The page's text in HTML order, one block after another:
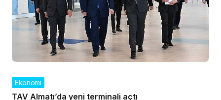
Ekonomi
TAV Almatı’da yeni terminali açtı